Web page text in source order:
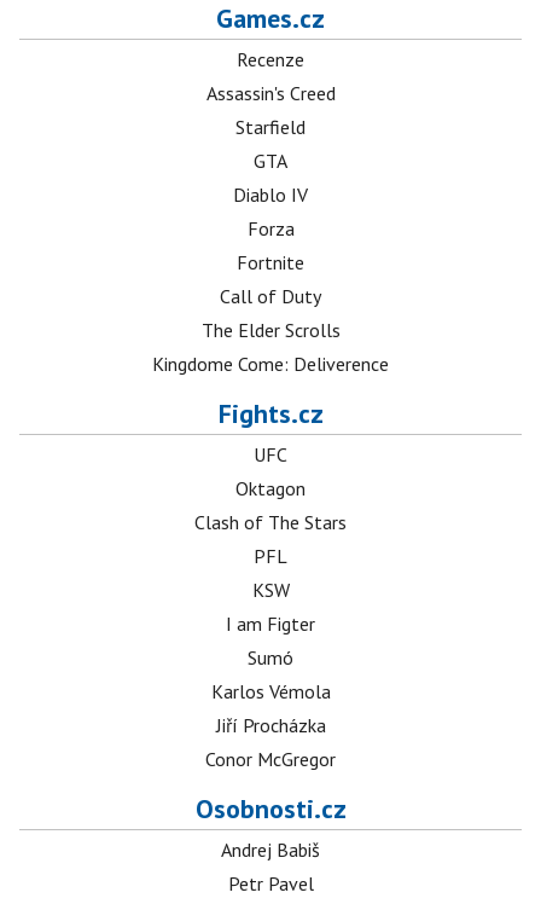
Games.cz
Recenze
Assassin's Creed
Starfield
GTA
Diablo IV
Forza
Fortnite
Call of Duty
The Elder Scrolls
Kingdome Come: Deliverence
Fights.cz
UFC
Oktagon
Clash of The Stars
PFL
KSW
I am Figter
Sumó
Karlos Vémola
Jiří Procházka
Conor McGregor
Osobnosti.cz
Andrej Babiš
Petr Pavel